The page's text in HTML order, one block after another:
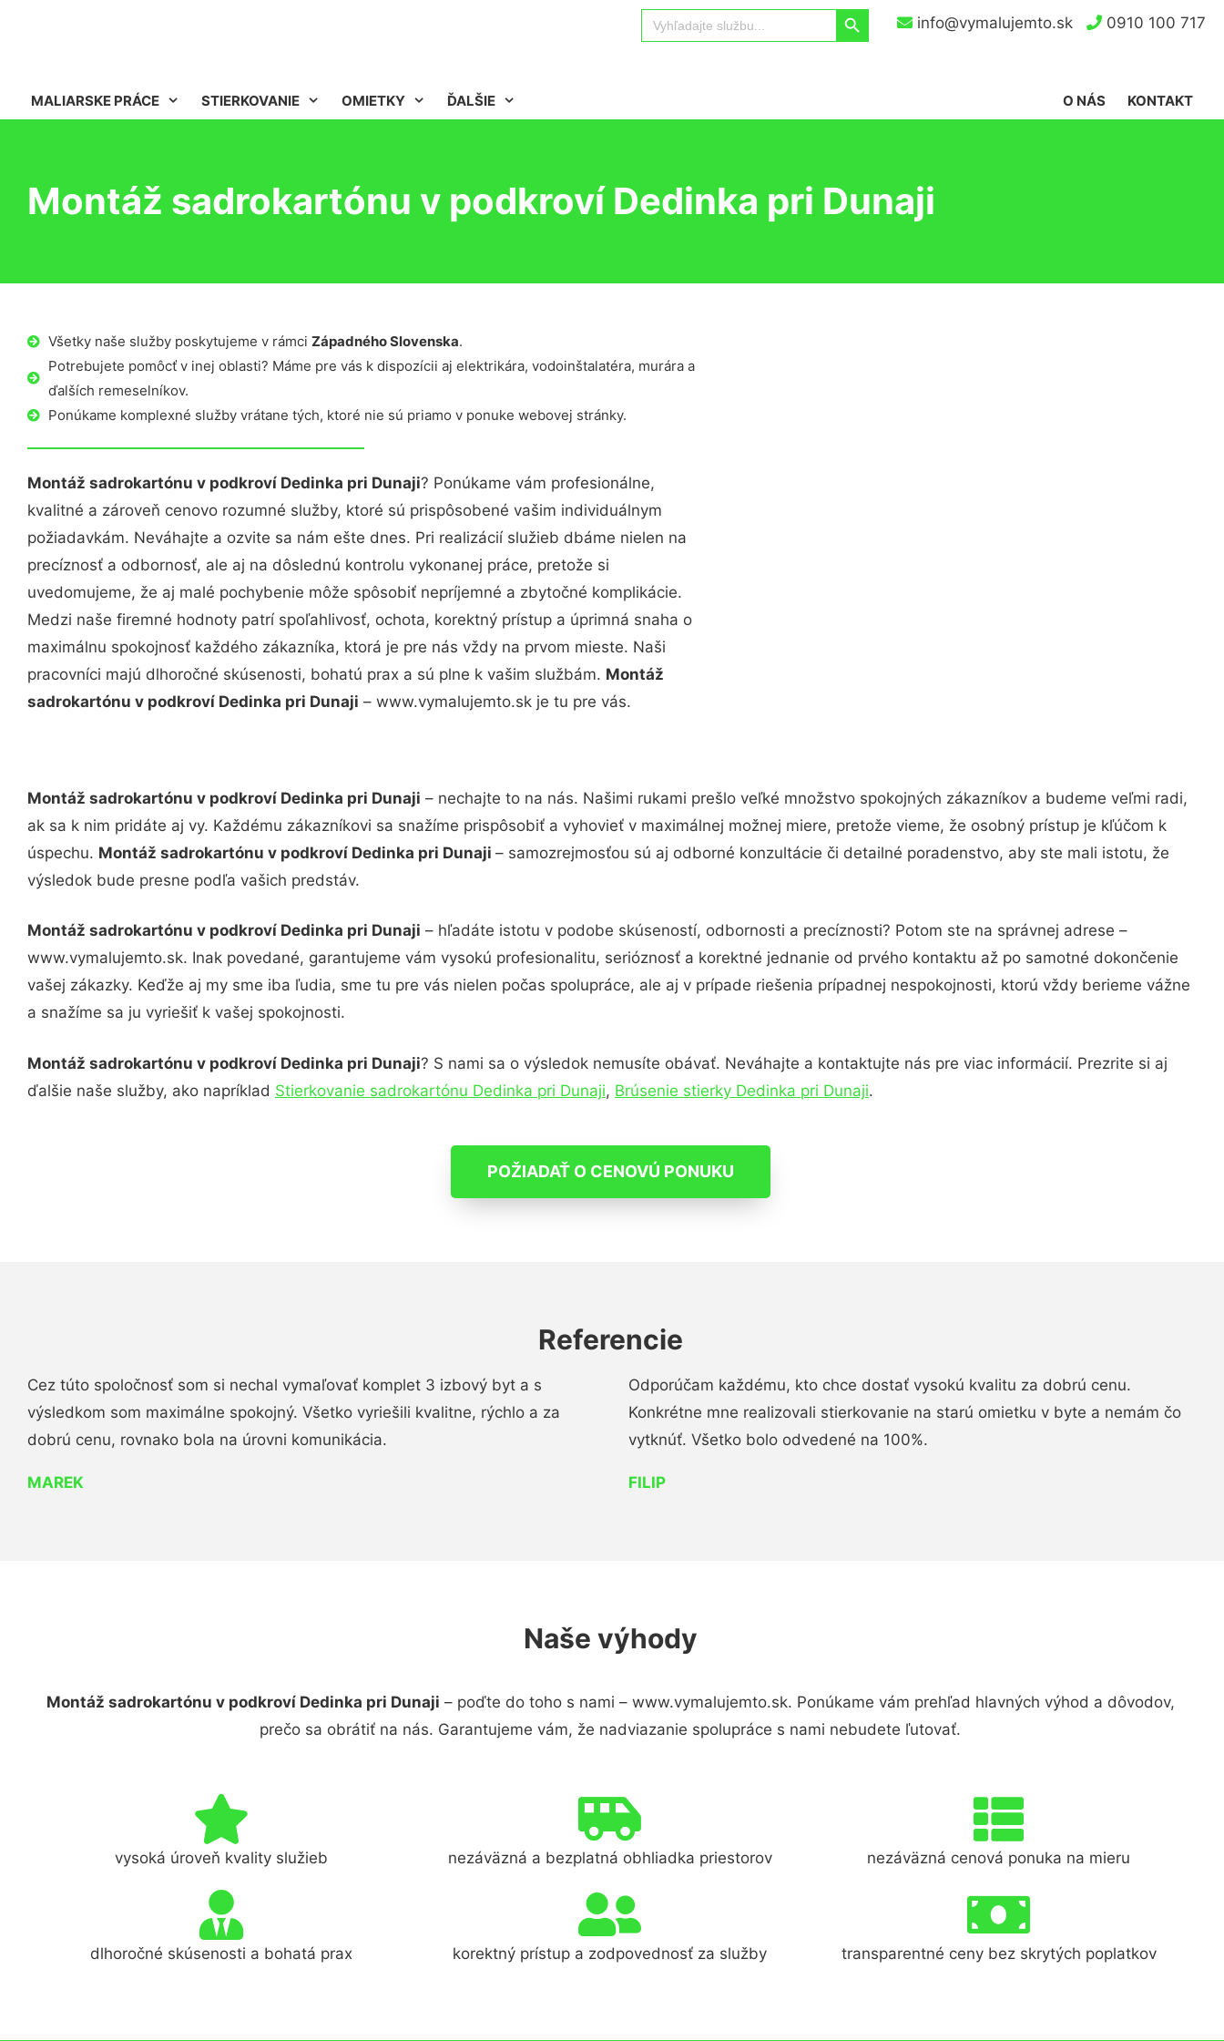
info@vymalujemto.sk 0910 100 717
Search
for:
Search Button
MALIARSKE PRÁCE STIERKOVANIE OMIETKY ĎALŠIE KONTAKT
O NÁS
Montáž sadrokartónu v podkroví Dedinka pri Dunaji
Všetky naše služby poskytujeme v rámci Západného Slovenska.
Potrebujete pomôcť v inej oblasti? Máme pre vás k dispozícii aj elektrikára, vodoinštalatéra, murára a
ďalších remeselníkov.
Ponúkame komplexné služby vrátane tých, ktoré nie sú priamo v ponuke webovej stránky.
Montáž sadrokartónu v podkroví Dedinka pri Dunaji? Ponúkame vám profesionálne,
kvalitné a zároveň cenovo rozumné služby, ktoré sú prispôsobené vašim individuálnym
požiadavkám. Neváhajte a ozvite sa nám ešte dnes. Pri realizácií služieb dbáme nielen na
precíznosť a odbornosť, ale aj na dôslednú kontrolu vykonanej práce, pretože si
uvedomujeme, že aj malé pochybenie môže spôsobiť nepríjemné a zbytočné komplikácie.
Medzi naše firemné hodnoty patrí spoľahlivosť, ochota, korektný prístup a úprimná snaha o
maximálnu spokojnosť každého zákazníka, ktorá je pre nás vždy na prvom mieste. Naši
pracovníci majú dlhoročné skúsenosti, bohatú prax a sú plne k vašim službám. Montáž
sadrokartónu v podkroví Dedinka pri Dunaji – www.vymalujemto.sk je tu pre vás.
Montáž sadrokartónu v podkroví Dedinka pri Dunaji – nechajte to na nás. Našimi rukami prešlo veľké množstvo spokojných zákazníkov a budeme veľmi radi,
ak sa k nim pridáte aj vy. Každému zákazníkovi sa snažíme prispôsobiť a vyhovieť v maximálnej možnej miere, pretože vieme, že osobný prístup je kľúčom k
úspechu. Montáž sadrokartónu v podkroví Dedinka pri Dunaji – samozrejmosťou sú aj odborné konzultácie či detailné poradenstvo, aby ste mali istotu, že
výsledok bude presne podľa vašich predstáv.
Montáž sadrokartónu v podkroví Dedinka pri Dunaji – hľadáte istotu v podobe skúseností, odbornosti a precíznosti? Potom ste na správnej adrese –
www.vymalujemto.sk. Inak povedané, garantujeme vám vysokú profesionalitu, serióznosť a korektné jednanie od prvého kontaktu až po samotné dokončenie
vašej zákazky. Keďže aj my sme iba ľudia, sme tu pre vás nielen počas spolupráce, ale aj v prípade riešenia prípadnej nespokojnosti, ktorú vždy berieme vážne
a snažíme sa ju vyriešiť k vašej spokojnosti.
Montáž sadrokartónu v podkroví Dedinka pri Dunaji? S nami sa o výsledok nemusíte obávať. Neváhajte a kontaktujte nás pre viac informácií. Prezrite si aj
ďalšie naše služby, ako napríklad Stierkovanie sadrokartónu Dedinka pri Dunaji, Brúsenie stierky Dedinka pri Dunaji.
POŽIADAŤ O CENOVÚ PONUKU
Referencie
Cez túto spoločnosť som si nechal vymaľovať komplet 3 izbový byt a s
výsledkom som maximálne spokojný. Všetko vyriešili kvalitne, rýchlo a za
dobrú cenu, rovnako bola na úrovni komunikácia.
MAREK
Odporúčam každému, kto chce dostať vysokú kvalitu za dobrú cenu.
Konkrétne mne realizovali stierkovanie na starú omietku v byte a nemám čo
vytknúť. Všetko bolo odvedené na 100%.
FILIP
Naše výhody
Montáž sadrokartónu v podkroví Dedinka pri Dunaji – poďte do toho s nami – www.vymalujemto.sk. Ponúkame vám prehľad hlavných výhod a dôvodov,
prečo sa obrátiť na nás. Garantujeme vám, že nadviazanie spolupráce s nami nebudete ľutovať.
vysoká úroveň kvality služieb nezáväzná a bezplatná obhliadka priestorov nezáväzná cenová ponuka na mieru
dlhoročné skúsenosti a bohatá prax korektný prístup a zodpovednosť za služby transparentné ceny bez skrytých poplatkov